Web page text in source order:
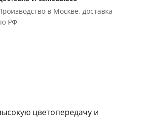
в Москве, доставка
РФ
цветопередачу и